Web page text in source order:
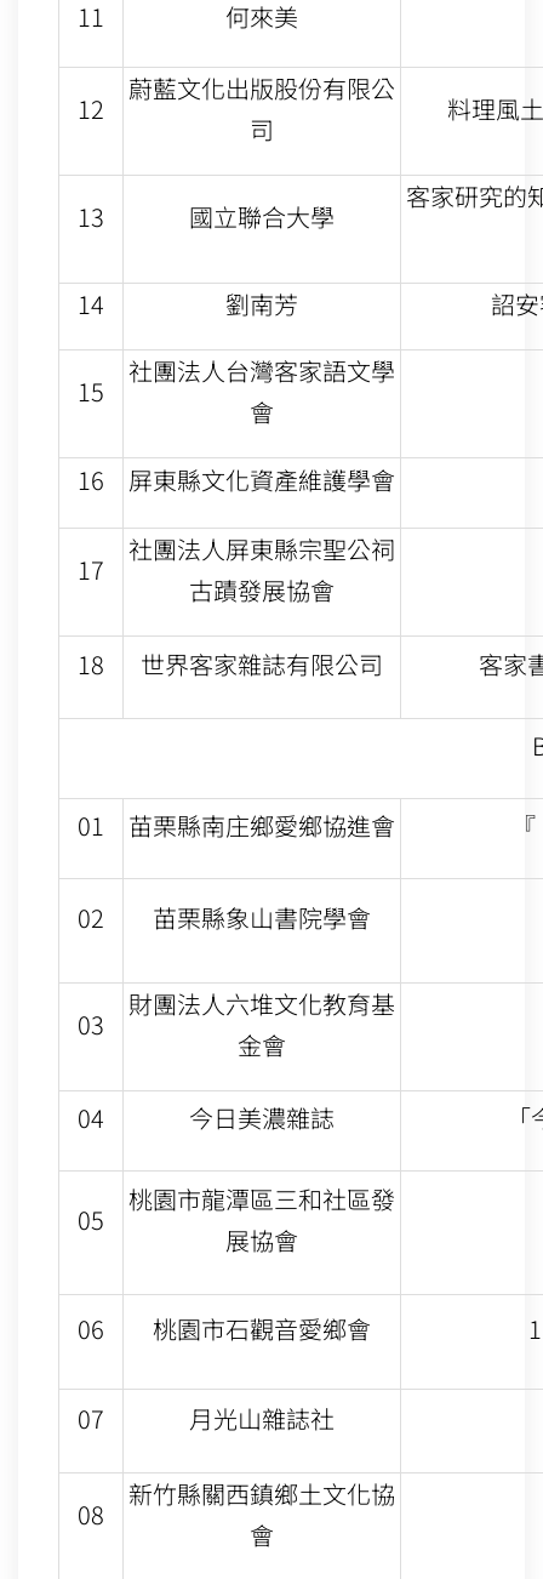
11 何來美
12
蔚藍文化出版股份有限公
司
料理風
13 國立聯合大學
客家研究的
14 劉南芳 詔
15
社團法人台灣客家語文學
會
16
屏東縣文化資產維護學會
17
社團法人屏東縣宗聖公祠
古蹟發展協會
18 世界客家雜誌有限公司 客家
01 苗栗縣南庄鄉愛鄉協進會
02 苗栗縣象山書院學會
03
財團法人六堆文化教育基
金會
04 今日美濃雜誌
05
桃園市龍潭區三和社區發
展協會
06 桃園市石觀音愛鄉會
07 月光山雜誌社
08
新竹縣關西鎮鄉土文化協
會